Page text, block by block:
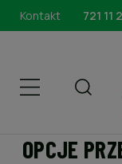
Kontakt 721 11
OPCJE